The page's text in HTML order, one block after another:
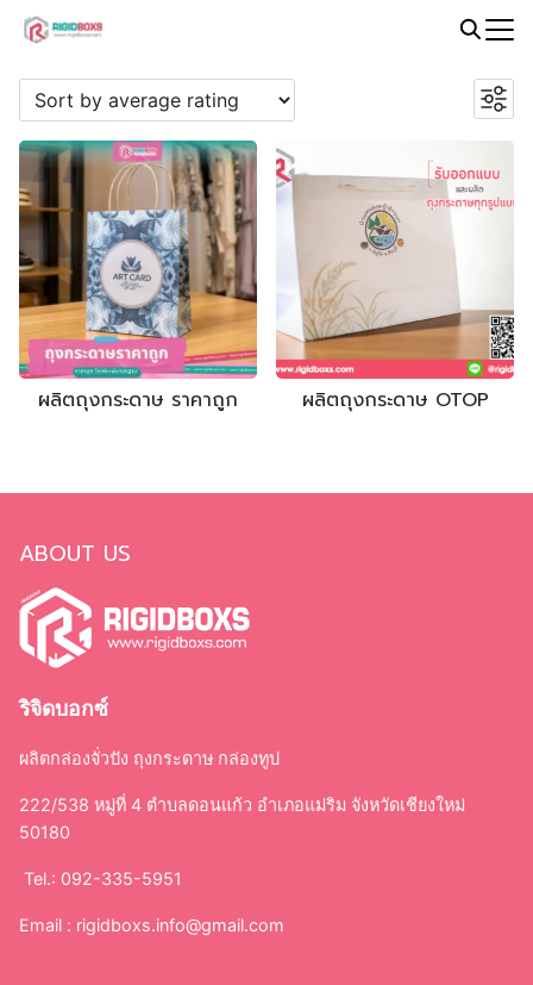
Skip
content
for:
PROMOTION
กล่องจั่วปัง
ถุงกระดาษ
กล่องเครื่องสำอาง
กล่องทรงกระบอก
ใบปลิว แผ่นพับ
ป้ายไฟ
ผลิตถุงกระดาษ ราคาถูก ผลิตถุงกระดาษ OTOP
ABOUT US
ริจิดบอกซ์
ผลิตกล่องจั่วปัง ถุงกระดาษ กล่องทูป
222/538 หมู่ที่ 4 ตำบลดอนแก้ว อำเภอแม่ริม จังหวัดเชียงใหม่
50180
Tel.: 092-335-5951
Email : rigidboxs.info@gmail.com